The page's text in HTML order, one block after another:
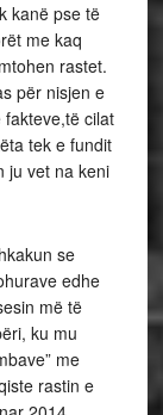
kanë pse të
me kaq
rastet.
për nisjen e
cilat
tek e fundit
ju vet na keni
se
edhe
më të
ku mu
me
rastin e